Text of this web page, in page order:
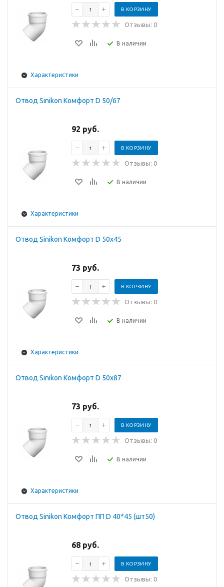
В КОРЗИНУ
Отзывы: 0
В наличии
Характеристики
Отвод Sinikon Комфорт D 50/67
92 руб.
В КОРЗИНУ
Отзывы: 0
В наличии
Характеристики
Отвод Sinikon Комфорт D 50x45
73 руб.
В КОРЗИНУ
Отзывы: 0
В наличии
Характеристики
Отвод Sinikon Комфорт D 50x87
73 руб.
В КОРЗИНУ
Отзывы: 0
В наличии
Характеристики
Отвод Sinikon Комфорт ПП D 40*45 (шт50)
68 руб.
В КОРЗИНУ
Отзывы: 0